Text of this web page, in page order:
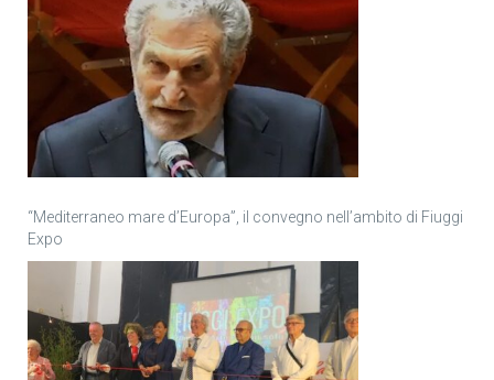
“Mediterraneo mare d’Europa”, il convegno nell’ambito di Fiuggi
Expo